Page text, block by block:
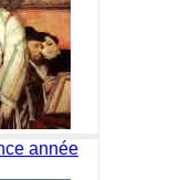
année